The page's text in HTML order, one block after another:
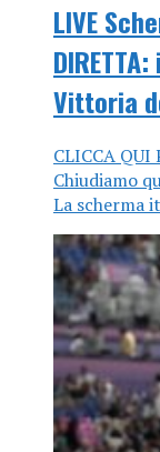
LIVE
Vittoria
CLICCA QUI
Chiudiamo
La scherma